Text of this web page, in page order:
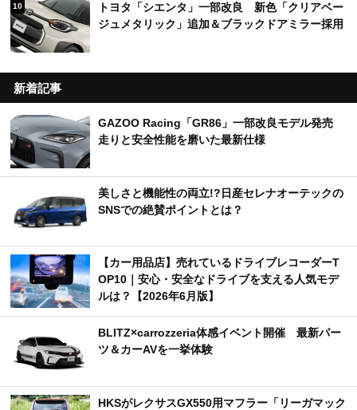
10
トヨタ「シエンタ」一部改良 新色「クリアベー
ジュメタリック」追加＆ブラックドアミラー採用
新着記事
GAZOO Racing「GR86」一部改良モデル発売
走りと安全性能を磨いた最新仕様
美しさと機能性の両立!?日産セレナオーテックの
SNSでの絶賛ポイントとは？
【カー用品店】売れているドライブレコーダーT
OP10｜安心・安全なドライブを支える人気モデ
ルは？【2026年6月版】
BLITZ×carrozzeria体感イベント開催 最新パー
ツ＆カーAVを一挙体験
HKSがレクサスGX550用マフラー「リーガマック